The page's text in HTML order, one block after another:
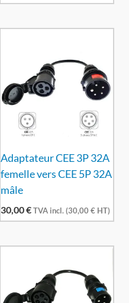
Adaptateur CEE 3P 32A
femelle vers CEE 5P 32A
mâle
30,00€TVA incl. (30,00€ HT)